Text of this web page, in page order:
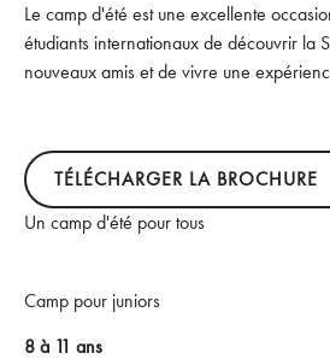
Le camp d'été est une excellente
étudiants internationaux de découvrir la
nouveaux amis et de vivre une
Télécharger la brochure
TÉLÉCHARGER LA BROCHURE
Un camp d'été pour tous
Camp pour juniors
8 à 11 ans